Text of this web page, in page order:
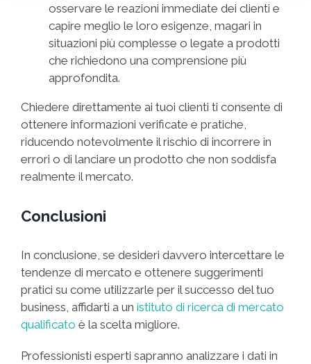
osservare le reazioni immediate dei clienti e
capire meglio le loro esigenze, magari in
situazioni più complesse o legate a prodotti
che richiedono una comprensione più
approfondita.
Chiedere direttamente ai tuoi clienti ti consente di
ottenere informazioni verificate e pratiche,
riducendo notevolmente il rischio di incorrere in
errori o di lanciare un prodotto che non soddisfa
realmente il mercato.
Conclusioni
In conclusione, se desideri davvero intercettare le
tendenze di mercato e ottenere suggerimenti
pratici su come utilizzarle per il successo del tuo
business, affidarti a un istituto di ricerca di mercato
qualificato è la scelta migliore.
Professionisti esperti sapranno analizzare i dati in